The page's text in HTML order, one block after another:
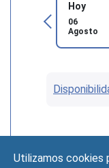
Utilizamos cookies
Hoy
06
Agosto